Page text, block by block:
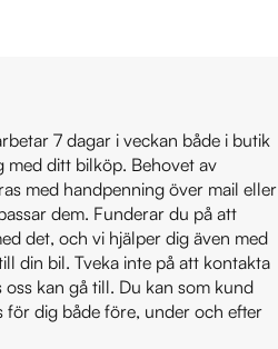
7 dagar i veckan både i butik
med ditt bilköp. Behovet av
med handpenning över mail eller
dem. Funderar du på att
det, och vi hjälper dig även med
din bil. Tveka inte på att kontakta
kan gå till. Du kan som kund
dig både före, under och efter